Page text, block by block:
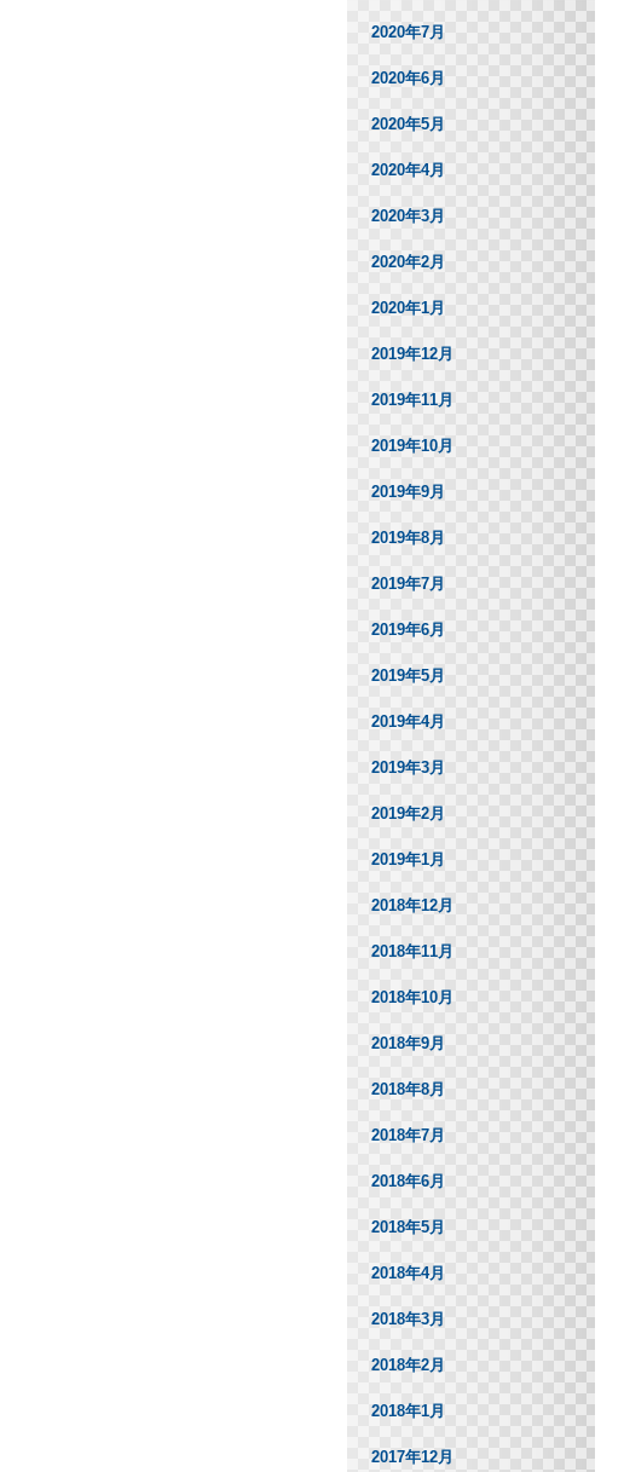
2020年7月
2020年6月
2020年5月
2020年4月
2020年3月
2020年2月
2020年1月
2019年12月
2019年11月
2019年10月
2019年9月
2019年8月
2019年7月
2019年6月
2019年5月
2019年4月
2019年3月
2019年2月
2019年1月
2018年12月
2018年11月
2018年10月
2018年9月
2018年8月
2018年7月
2018年6月
2018年5月
2018年4月
2018年3月
2018年2月
2018年1月
2017年12月